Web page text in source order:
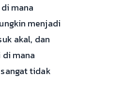
mana
menjadi
akal, dan
mana
tidak